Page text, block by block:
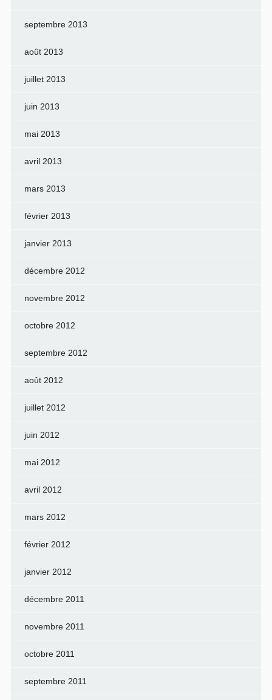
septembre 2013
août 2013
juillet 2013
juin 2013
mai 2013
avril 2013
mars 2013
février 2013
janvier 2013
décembre 2012
novembre 2012
octobre 2012
septembre 2012
août 2012
juillet 2012
juin 2012
mai 2012
avril 2012
mars 2012
février 2012
janvier 2012
décembre 2011
novembre 2011
octobre 2011
septembre 2011